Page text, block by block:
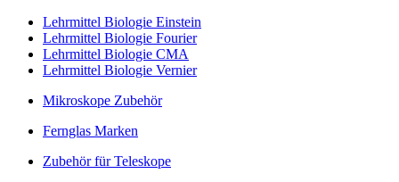
Lehrmittel Biologie Einstein
Lehrmittel Biologie Fourier
Lehrmittel Biologie CMA
Lehrmittel Biologie Vernier
Mikroskope Zubehör
Fernglas Marken
Zubehör für Teleskope